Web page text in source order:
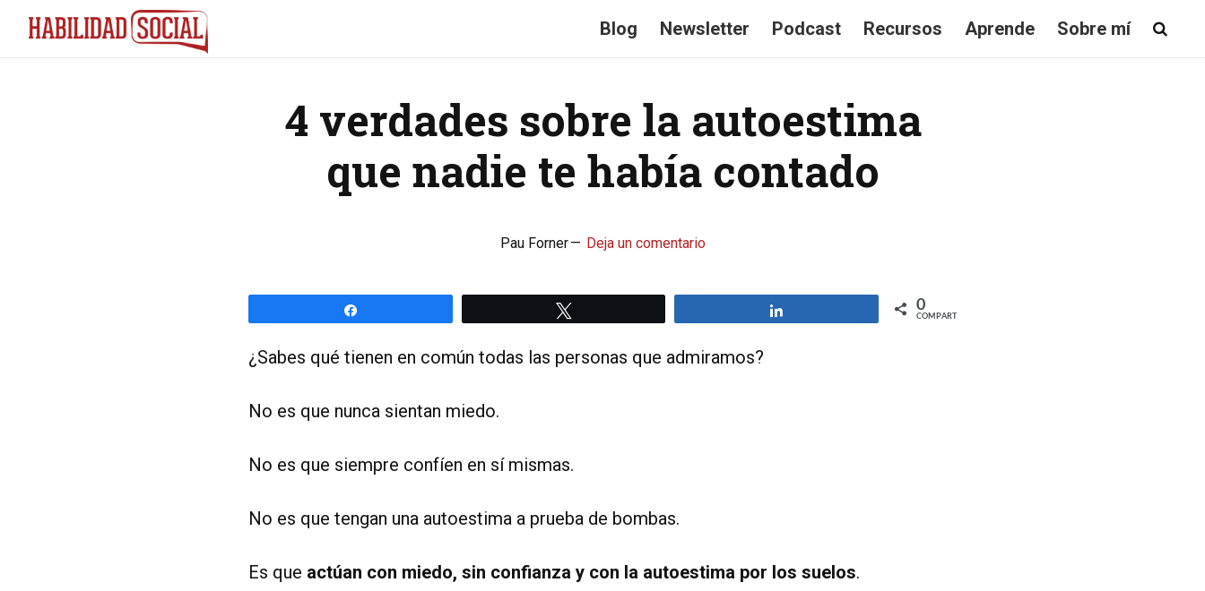
Saltar
Saltar
Blog Newsletter Podcast Recursos Aprende Sobre mí
4 verdades sobre la autoestima
que nadie te había contado
Pau Forner Deja un comentario
0
COMPARTIR
¿Sabes qué tienen en común todas las personas que admiramos?
No es que nunca sientan miedo.
No es que siempre confíen en sí mismas.
No es que tengan una autoestima a prueba de bombas.
Es que actúan con miedo, sin confianza y con la autoestima por los suelos.